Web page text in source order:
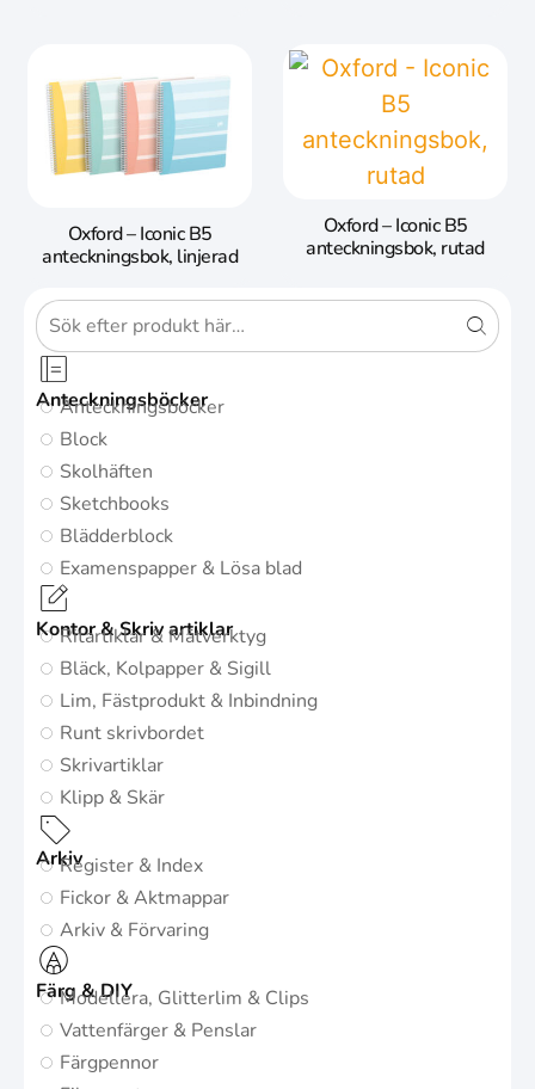
Anteckningsböcker
Anteckningsböcker
Block
Skolhäften
Sketchbooks
Blädderblock
Examenspapper & Lösa blad
Kontor & Skriv artiklar
Ritartiklar & Mätverktyg
Bläck, Kolpapper & Sigill
Lim, Fästprodukt & Inbindning
Runt skrivbordet
Skrivartiklar
Klipp & Skär
ArkivRegister & Index
Fickor & Aktmappar
Arkiv & Förvaring
Färg & DIY
Modellera, Glitterlim & Clips
Vattenfärger & Penslar
Färgpennor
Oxford – Iconic B5
anteckningsbok, linjerad
Oxford – Iconic B5
anteckningsbok, rutad